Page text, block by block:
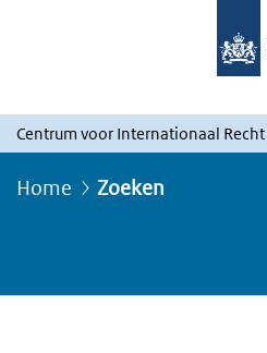
Centrum voor Internationaal Recht
Home Zoeken